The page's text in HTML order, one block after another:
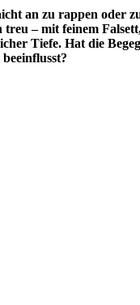
an zu rappen oder
– mit feinem
Tiefe. Hat die